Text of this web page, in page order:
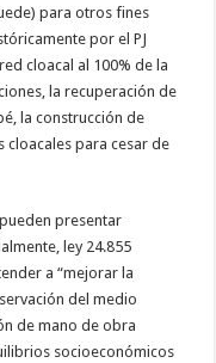
para otros fines
por el PJ
cloacal al 100% de la
la recuperación de
la construcción de
cloacales para cesar de
presentar
ley 24.855
a “mejorar la
del medio
de mano de obra
socioeconómicos